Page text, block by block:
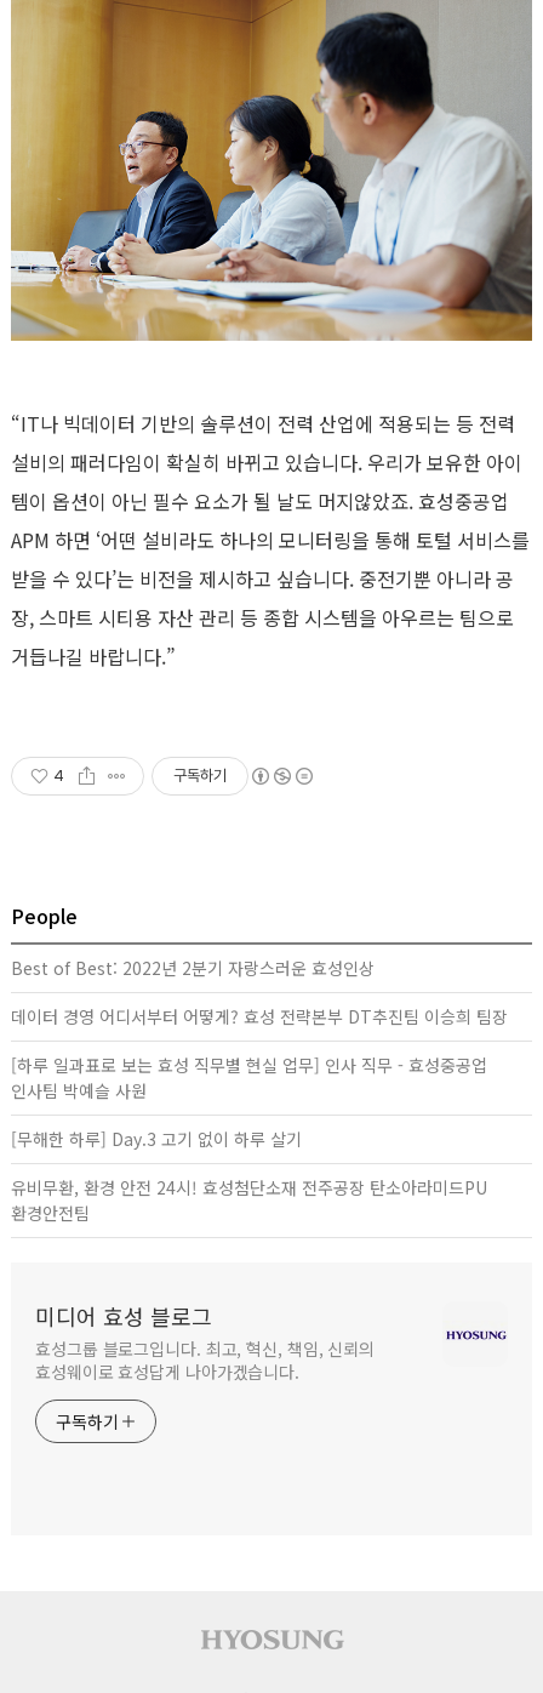
“IT나 빅데이터 기반의 솔루션이 전력 산업에 적용되는 등 전력
설비의 패러다임이 확실히 바뀌고 있습니다. 우리가 보유한 아이
템이 옵션이 아닌 필수 요소가 될 날도 머지않았죠. 효성중공업
APM 하면 ‘어떤 설비라도 하나의 모니터링을 통해 토털 서비스를
받을 수 있다’는 비전을 제시하고 싶습니다. 중전기뿐 아니라 공
장, 스마트 시티용 자산 관리 등 종합 시스템을 아우르는 팀으로
거듭나길 바랍니다.”
4 구독하기
People
Best of Best: 2022년 2분기 자랑스러운 효성인상
데이터 경영 어디서부터 어떻게? 효성 전략본부 DT추진팀 이승희 팀장
[하루 일과표로 보는 효성 직무별 현실 업무] 인사 직무 - 효성중공업
인사팀 박예슬 사원
[무해한 하루] Day.3 고기 없이 하루 살기
유비무환, 환경 안전 24시! 효성첨단소재 전주공장 탄소아라미드PU
환경안전팀
미디어 효성 블로그
효성그룹 블로그입니다. 최고, 혁신, 책임, 신뢰의
효성웨이로 효성답게 나아가겠습니다.
구독하기
사이트 푸터